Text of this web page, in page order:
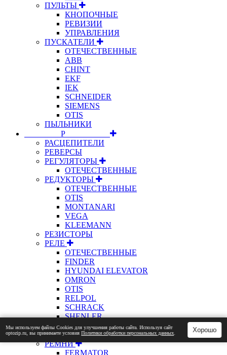
ПУЛЬТЫ
КНОПОЧНЫЕ
РЕВИЗИИ
УПРАВЛЕНИЯ
ПУСКАТЕЛИ
ОТЕЧЕСТВЕННЫЕ
ABB
CHINT
EKF
IEK
SCHNEIDER
SIEMENS
OTIS
ПЫЛЬНИКИ
⠀⠀⠀⠀⠀⠀Р⠀⠀⠀⠀⠀⠀⠀
РАСЦЕПИТЕЛИ
РЕВЕРСЫ
РЕГУЛЯТОРЫ
ОТЕЧЕСТВЕННЫЕ
РЕДУКТОРЫ
ОТЕЧЕСТВЕННЫЕ
OTIS
MONTANARI
VEGA
KLEEMANN
РЕЗИСТОРЫ
РЕЛЕ
ОТЕЧЕСТВЕННЫЕ
FINDER
HYUNDAI ELEVATOR
OMRON
OTIS
RELPOL
SCHRACK
SHENLER
РЕМКОМПЛЕКТЫ
MONTANARI
РЕМНИ
FERMATOR
Мы используем файлы Сookies для улучшения работы сайта. Используя сайт
optozip.ru, вы принимаете условияПолитики обработки персональных данных Хорошо